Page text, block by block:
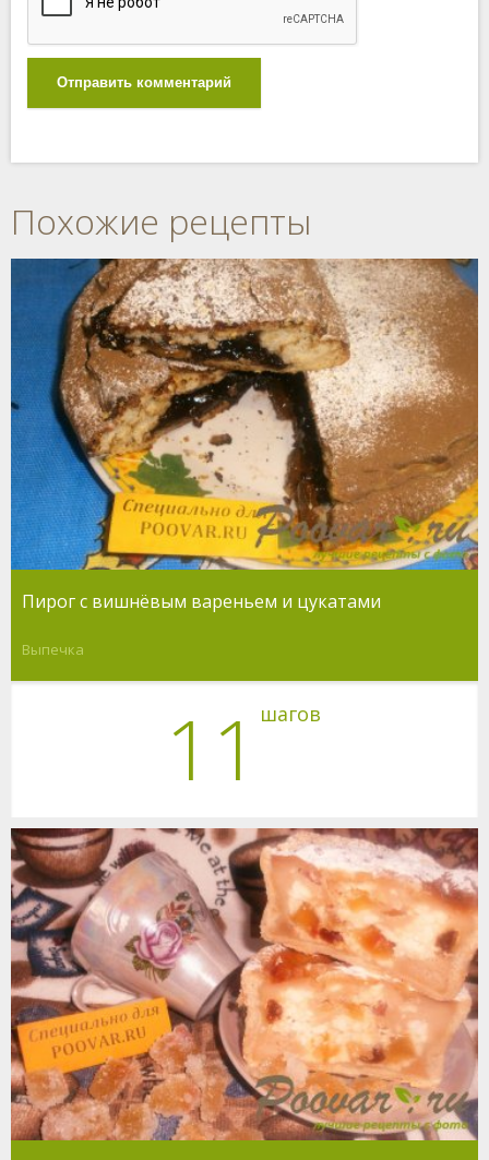
Отправить комментарий
Похожие рецепты
Пирог с вишнёвым вареньем и цукатами
Выпечка
11 шагов